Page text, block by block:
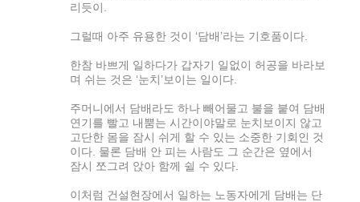
리듯이.
그럴때 아주 유용한 것이 ‘담배’라는 기호품이다.
한참 바쁘게 일하다가 갑자기 일없이 허공을 바라보
며 쉬는 것은 ‘눈치’보이는 일이다.
주머니에서 담배라도 하나 빼어물고 불을 붙여 담배
연기를 빨고 내뿜는 시간이야말로 눈치보이지 않고
고단한 몸을 잠시 쉬게 할 수 있는 소중한 기회인 것
이다. 물론 담배 안 피는 사람도 그 순간은 옆에서
잠시 쪼그려 앉아 함께 쉴 수 있다.
이처럼 건설현장에서 일하는 노동자에게 담배는 단